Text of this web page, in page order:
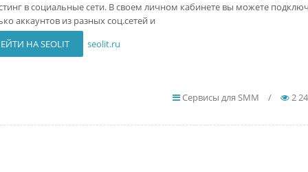
в социальные сети. В своем личном кабинете вы можете
аккаунтов из разных соц.сетей и
НА SEOLIT
seolit.ru
Сервисы для SMM / 2